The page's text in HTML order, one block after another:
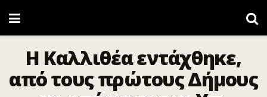
Η Καλλιθέα εντάχθηκε,
από τους πρώτους Δήμους